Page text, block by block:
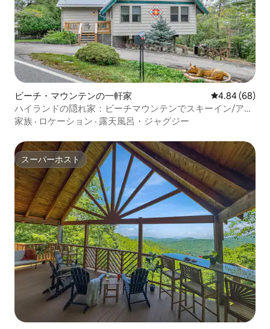
ビーチ・マウンテンの一軒家 レビュー68件
4.84 (68)
ハイランドの隠れ家：ビーチマウンテンでスキーイン/アウ
ト、ジャグジー付き
家族 · ロケーション · 露天風呂・ジャグジー
スーパーホスト
スーパーホスト